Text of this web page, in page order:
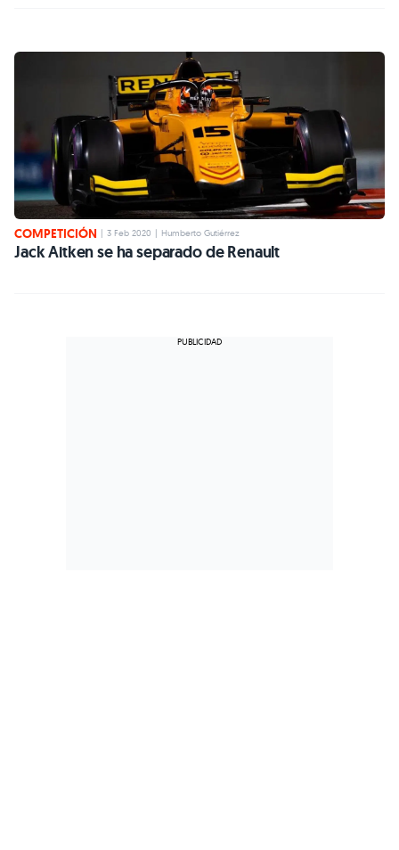
COMPETICIÓN 3 Feb 2020 Humberto Gutiérrez
Jack Aitken se ha separado de Renault